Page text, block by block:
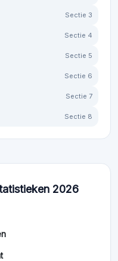
Sectie 3
Sectie 4
Sectie 5
Sectie 6
Sectie 7
Sectie 8
2026